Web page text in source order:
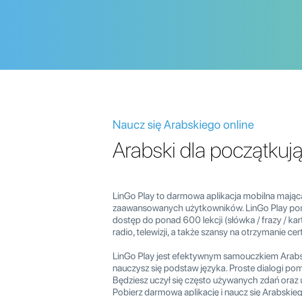
Naucz się Arabskiego online
Arabski dla
LinGo Play to darmowa aplikacja mobilna
zaawansowanych użytkowników. LinGo Play
dostęp do ponad 600 lekcji (słówka / frazy /
radio, telewizji, a także szansy na otrzymanie
LinGo Play jest efektywnym samouczkiem
nauczysz się podstaw języka. Proste dialogi
Będziesz uczył się często używanych zdań
Pobierz darmową aplikację i naucz się